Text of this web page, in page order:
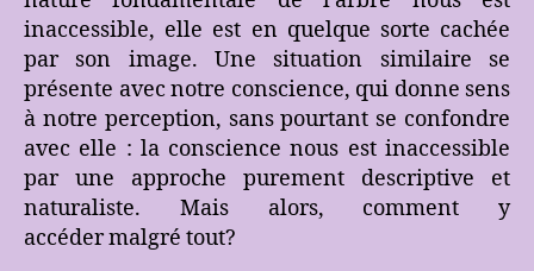
inaccessible, elle est en quelque sorte cachée
par son image. Une situation similaire se
présente avec notre conscience, qui donne sens
à notre perception, sans pourtant se confondre
avec elle : la conscience nous est inaccessible
par une approche purement descriptive et
naturaliste. Mais alors, comment y
accéder malgré tout?